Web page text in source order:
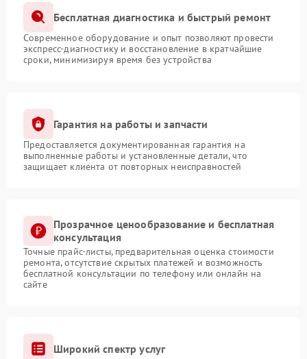
Бесплатная диагностика и быстрый ремонт
Современное оборудование и опыт позволяют провести
экспресс-диагностику и восстановление в кратчайшие
сроки, минимизируя время без устройства
Гарантия на работы и запчасти
Предоставляется документированная гарантия на
выполненные работы и установленные детали, что
защищает клиента от повторных неисправностей
Прозрачное ценообразование и бесплатная
консультация
Точные прайс-листы, предварительная оценка стоимости
ремонта, отсутствие скрытых платежей и возможность
бесплатной консультации по телефону или онлайн на
сайте
Широкий спектр услуг